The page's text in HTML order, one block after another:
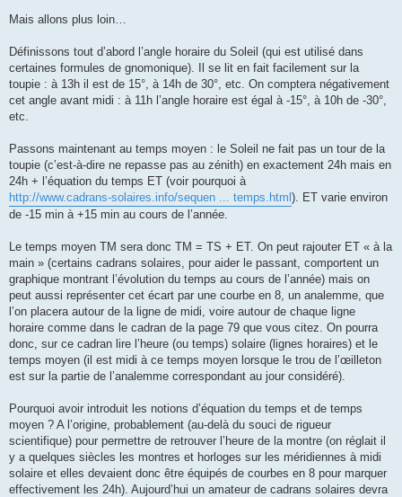
Mais allons plus loin…
Définissons tout d’abord l’angle horaire du Soleil (qui est utilisé dans
certaines formules de gnomonique). Il se lit en fait facilement sur la
toupie : à 13h il est de 15°, à 14h de 30°, etc. On comptera négativement
cet angle avant midi : à 11h l’angle horaire est égal à -15°, à 10h de -30°,
etc.
Passons maintenant au temps moyen : le Soleil ne fait pas un tour de la
toupie (c’est-à-dire ne repasse pas au zénith) en exactement 24h mais en
24h + l’équation du temps ET (voir pourquoi à
http://www.cadrans-solaires.info/sequen ... temps.html). ET varie environ
de -15 min à +15 min au cours de l’année.
Le temps moyen TM sera donc TM = TS + ET. On peut rajouter ET « à la
main » (certains cadrans solaires, pour aider le passant, comportent un
graphique montrant l’évolution du temps au cours de l’année) mais on
peut aussi représenter cet écart par une courbe en 8, un analemme, que
l’on placera autour de la ligne de midi, voire autour de chaque ligne
horaire comme dans le cadran de la page 79 que vous citez. On pourra
donc, sur ce cadran lire l’heure (ou temps) solaire (lignes horaires) et le
temps moyen (il est midi à ce temps moyen lorsque le trou de l’œilleton
est sur la partie de l’analemme correspondant au jour considéré).
Pourquoi avoir introduit les notions d’équation du temps et de temps
moyen ? A l’origine, probablement (au-delà du souci de rigueur
scientifique) pour permettre de retrouver l’heure de la montre (on réglait il
y a quelques siècles les montres et horloges sur les méridiennes à midi
solaire et elles devaient donc être équipés de courbes en 8 pour marquer
effectivement les 24h). Aujourd’hui un amateur de cadrans solaires devra